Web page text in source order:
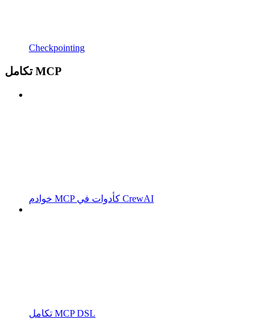
Checkpointing
تكامل MCP
خوادم MCP كأدوات في CrewAI
تكامل MCP DSL